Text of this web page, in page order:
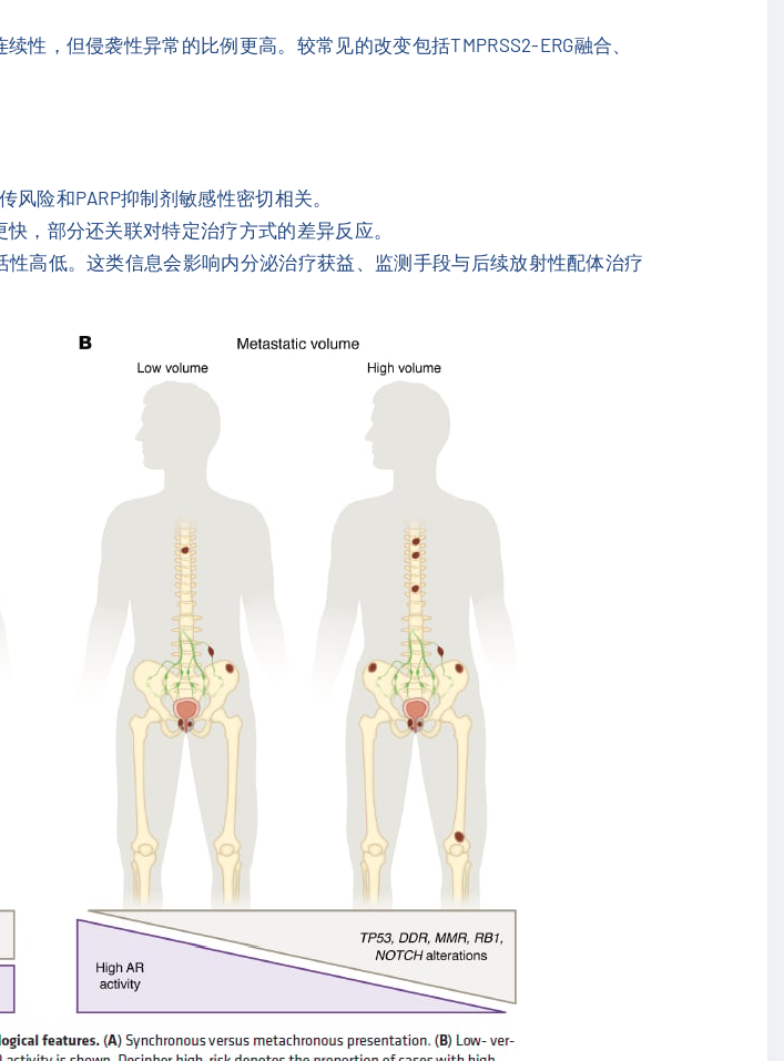
性，但侵袭性异常的比例更高。较常见的改变包括TMPRSS2-ERG融合、
风险和PARP抑制剂敏感性密切相关。
，部分还关联对特定治疗方式的差异反应。
性高低。这类信息会影响内分泌治疗获益、监测手段与后续放射性配体治疗